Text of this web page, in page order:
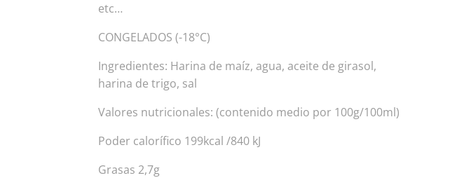
etc…
CONGELADOS (-18°C)
Ingredientes: Harina de maíz, agua, aceite de girasol,
harina de trigo, sal
Valores nutricionales: (contenido medio por 100g/100ml)
Poder calorífico 199kcal /840 kJ
Grasas 2,7g